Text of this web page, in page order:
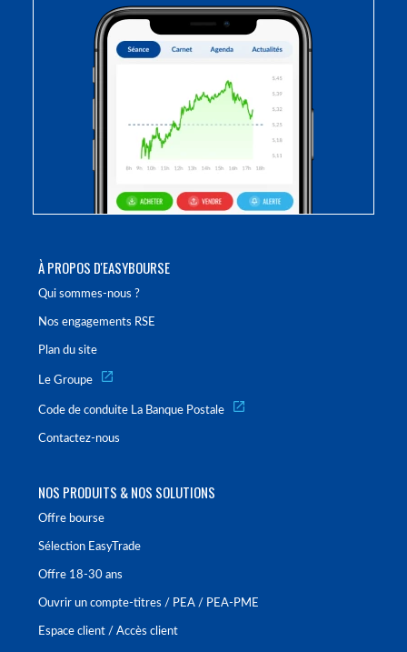
À PROPOS D'EASYBOURSE
Qui sommes-nous ?
Nos engagements RSE
Plan du site
Le Groupe
Code de conduite La Banque Postale
Contactez-nous
NOS PRODUITS & NOS SOLUTIONS
Offre bourse
Sélection EasyTrade
Offre 18-30 ans
Ouvrir un compte-titres / PEA / PEA-PME
Espace client / Accès client